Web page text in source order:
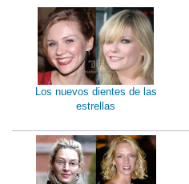
Los nuevos dientes de las
estrellas